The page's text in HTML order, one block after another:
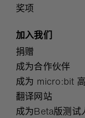
奖项
加入我们
捐赠
成为合作伙伴
成为 micro:bit
翻译网站
成为Beta版测试